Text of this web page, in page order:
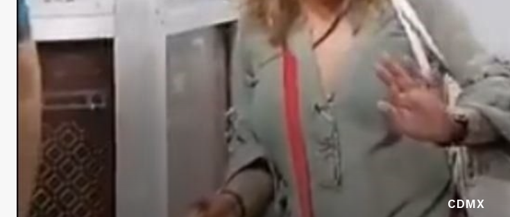
CDMX